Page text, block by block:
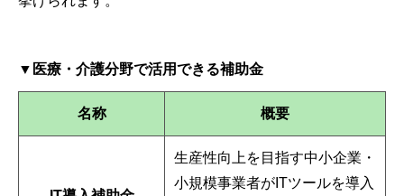
▼医療・介護分野で活用できる補助金
名称 概要
生産性向上を目指す中小企業・
小規模事業者がITツールを導入